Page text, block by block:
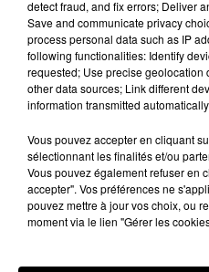
Stars'Terre 2026 :
les ambitions d'un...
À quelques semaines de
Stars'Terre, organisée du
detect fraud, and fix errors; Deliver
Save and communicate privacy
process personal data such as IP
following functionalities: Identify
requested; Use precise geolocation
other data sources; Link different
information transmitted automatically.
Vous pouvez accepter en cliquant
sélectionnant les finalités et/ou
Vous pouvez également refuser en
accepter". Vos préférences ne
pouvez mettre à jour vos choix, ou
moment via le lien "Gérer les